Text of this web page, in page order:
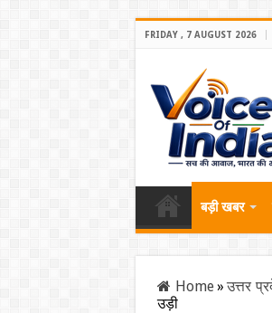
FRIDAY , 7 AUGUST 2026
बड़ी खबर
Home»उत्तर
उड़ी